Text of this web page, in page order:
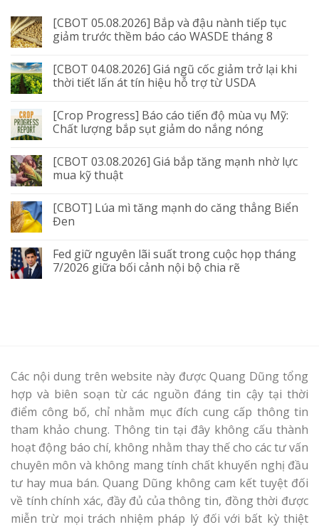
[CBOT 05.08.2026] Bắp và đậu nành tiếp tục
giảm trước thềm báo cáo WASDE tháng 8
[CBOT 04.08.2026] Giá ngũ cốc giảm trở lại khi
thời tiết lấn át tín hiệu hỗ trợ từ USDA
[Crop Progress] Báo cáo tiến độ mùa vụ Mỹ:
Chất lượng bắp sụt giảm do nắng nóng
[CBOT 03.08.2026] Giá bắp tăng mạnh nhờ lực
mua kỹ thuật
[CBOT] Lúa mì tăng mạnh do căng thẳng Biển
Đen
Fed giữ nguyên lãi suất trong cuộc họp tháng
7/2026 giữa bối cảnh nội bộ chia rẽ
Các nội dung trên website này được Quang Dũng tổng
hợp và biên soạn từ các nguồn đáng tin cậy tại thời
điểm công bố, chỉ nhằm mục đích cung cấp thông tin
tham khảo chung. Thông tin tại đây không cấu thành
hoạt động báo chí, không nhằm thay thế cho các tư vấn
chuyên môn và không mang tính chất khuyến nghị đầu
tư hay mua bán. Quang Dũng không cam kết tuyệt đối
về tính chính xác, đầy đủ của thông tin, đồng thời được
miễn trừ mọi trách nhiệm pháp lý đối với bất kỳ thiệt